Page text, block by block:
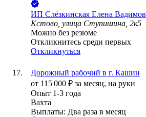
ИП Слёзкинская Елена
Кстово, улица Ступишина, 2к5
Можно без резюме
Откликнитесь среди первых
Откликнуться
Дорожный рабочий в г. Кашин
от 115 000 ₽ за месяц, на руки
Опыт 1-3 года
Вахта
Выплаты: Два раза в месяц